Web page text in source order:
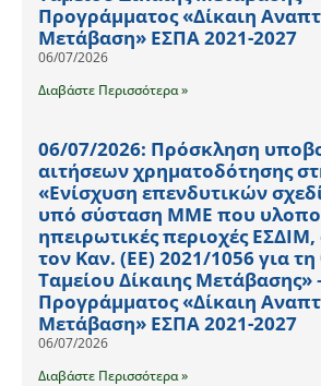
Προγράμματος «Δίκαιη
Μετάβαση» ΕΣΠΑ 2021-2027
06/07/2026
Διαβάστε Περισσότερα »
06/07/2026: Πρόσκληση
αιτήσεων χρηματοδότησης
«Ενίσχυση επενδυτικών
υπό σύσταση ΜΜΕ που
ηπειρωτικές περιοχές
τον Καν. (ΕΕ) 2021/1056 για
Ταμείου Δίκαιης Μετάβασης»
Προγράμματος «Δίκαιη
Μετάβαση» ΕΣΠΑ 2021-2027
06/07/2026
Διαβάστε Περισσότερα »